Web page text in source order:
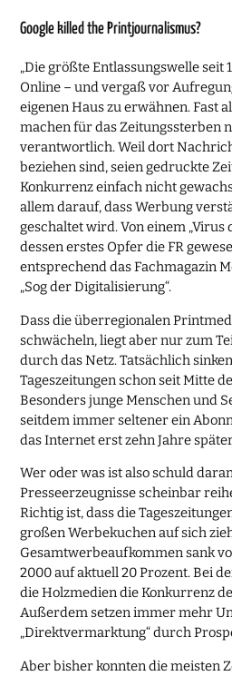
Google killed the Printjournalismus?
„Die größte Entlassungswelle seit
Online – und vergaß vor
eigenen Haus zu erwähnen. Fast
machen für das Zeitungssterben
verantwortlich. Weil dort
beziehen sind, seien gedruckte
Konkurrenz einfach nicht
allem darauf, dass Werbung
geschaltet wird. Von einem „Virus
dessen erstes Opfer die FR
entsprechend das Fachmagazin
„Sog der Digitalisierung“.
Dass die überregionalen
schwächeln, liegt aber nur zum
durch das Netz. Tatsächlich
Tageszeitungen schon seit Mitte
Besonders junge Menschen und
seitdem immer seltener ein
das Internet erst zehn Jahre
Wer oder was ist also schuld
Presseerzeugnisse scheinbar
Richtig ist, dass die
großen Werbekuchen auf sich
Gesamtwerbeaufkommen sank
2000 auf aktuell 20 Prozent. Bei
die Holzmedien die Konkurrenz
Außerdem setzen immer mehr
„Direktvermarktung“ durch
Aber bisher konnten die meisten